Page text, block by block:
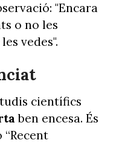
"Encara
o no les
vedes".
científics
ben encesa. És